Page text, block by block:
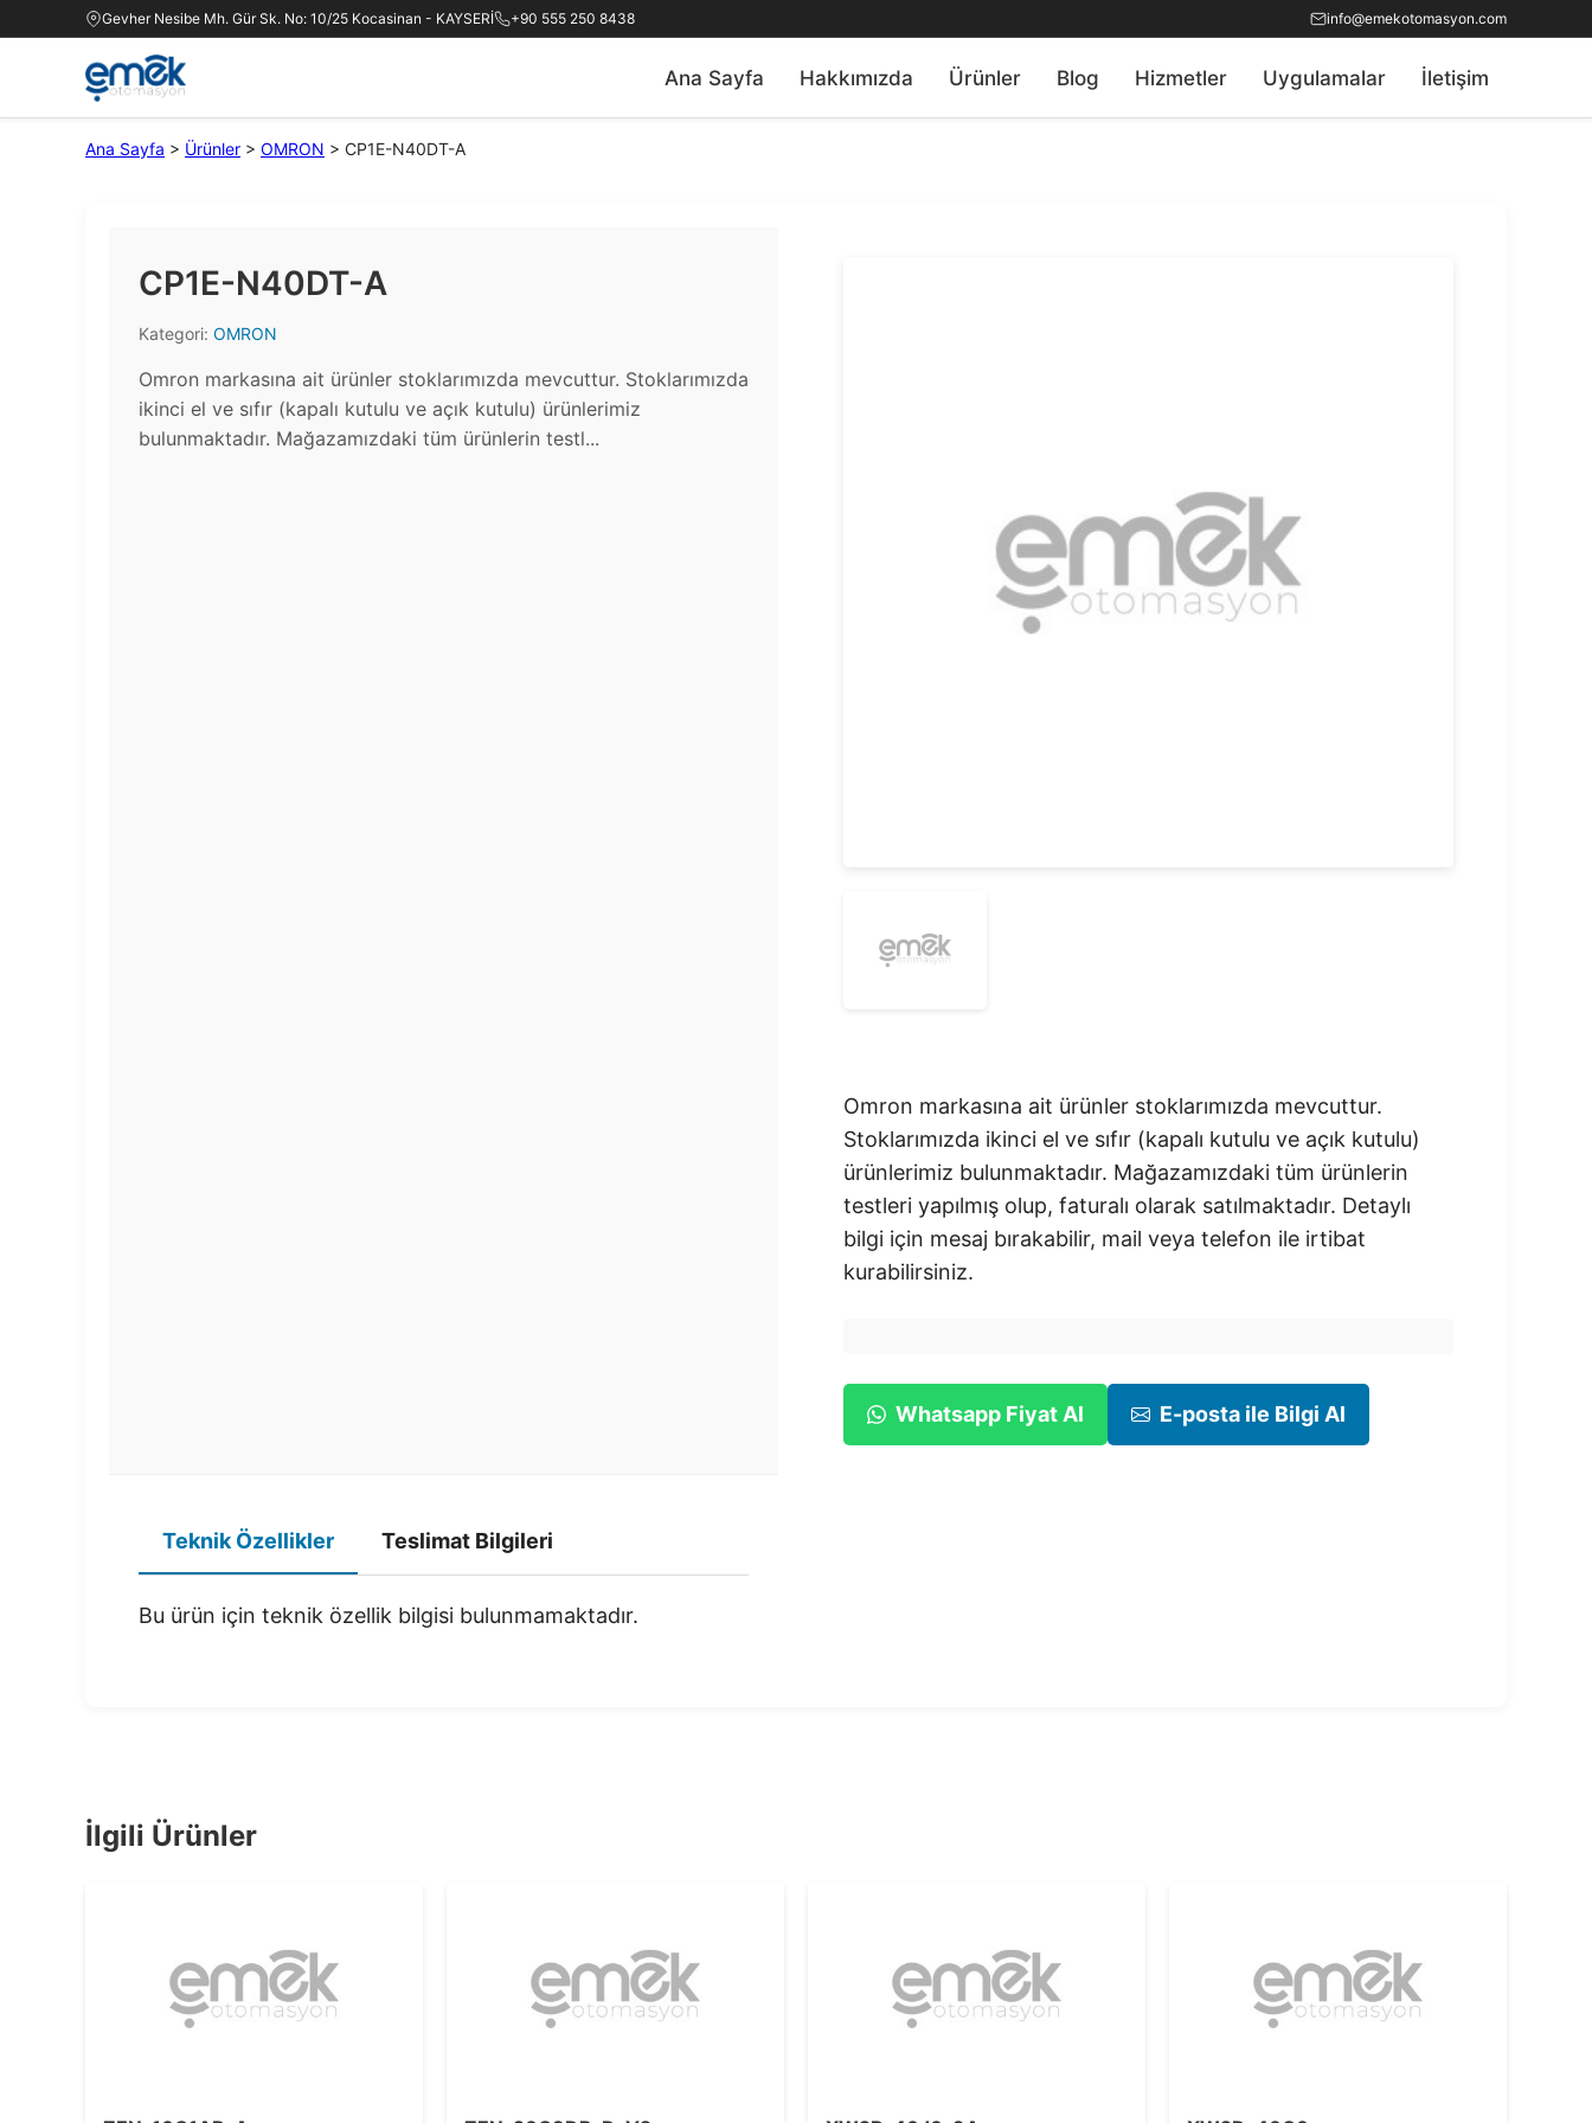
Gevher Nesibe Mh. Gür Sk. No: 10/25 Kocasinan - KAYSERİ +90 555 250 8438 info@emekotomasyon.com
Ana Sayfa Hakkımızda Ürünler Blog Hizmetler Uygulamalar İletişim
Ana Sayfa > Ürünler > OMRON > CP1E-N40DT-A
CP1E-N40DT-A
Kategori: OMRON
Omron markasına ait ürünler stoklarımızda mevcuttur. Stoklarımızda
ikinci el ve sıfır (kapalı kutulu ve açık kutulu) ürünlerimiz
bulunmaktadır.​ Mağazamızdaki tüm ürünlerin testl...
Omron markasına ait ürünler stoklarımızda mevcuttur.
Stoklarımızda ikinci el ve sıfır (kapalı kutulu ve açık kutulu)
ürünlerimiz bulunmaktadır.​ Mağazamızdaki tüm ürünlerin
testleri yapılmış olup, faturalı olarak satılmaktadır. Detaylı
bilgi için mesaj bırakabilir, mail veya telefon ile irtibat
kurabilirsiniz.
Whatsapp Fiyat Al E-posta ile Bilgi Al
Teknik Özellikler Teslimat Bilgileri
Bu ürün için teknik özellik bilgisi bulunmamaktadır.
İlgili Ürünler